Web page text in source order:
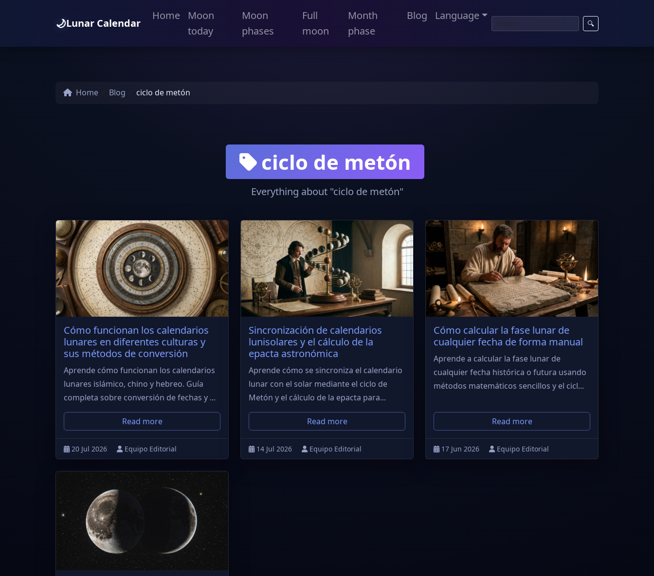
🌙Lunar Calendar
Home
Moon
today
Moon
phases
Full
moon
Month
phase
Blog Language
🔍
Home Blog ciclo de metón
ciclo de metón
Everything about "ciclo de metón"
Cómo funcionan los calendarios
lunares en diferentes culturas y
sus métodos de conversión
Aprende cómo funcionan los calendarios
lunares islámico, chino y hebreo. Guía
completa sobre conversión de fechas y ...
Read more
20 Jul 2026 Equipo Editorial
Sincronización de calendarios
lunisolares y el cálculo de la
epacta astronómica
Aprende cómo se sincroniza el calendario
lunar con el solar mediante el ciclo de
Metón y el cálculo de la epacta para...
Read more
14 Jul 2026 Equipo Editorial
Cómo calcular la fase lunar de
cualquier fecha de forma manual
Aprende a calcular la fase lunar de
cualquier fecha histórica o futura usando
métodos matemáticos sencillos y el cicl...
Read more
17 Jun 2026 Equipo Editorial